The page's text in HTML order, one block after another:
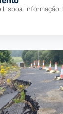
Lisboa, Informação,